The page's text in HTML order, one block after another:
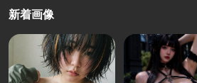
新着画像